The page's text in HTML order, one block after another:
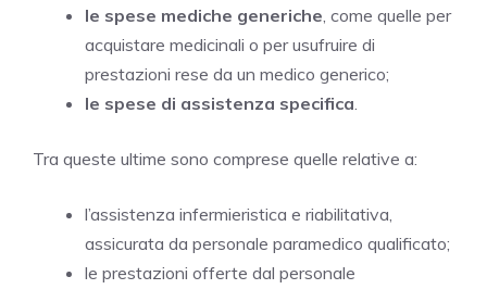
le spese mediche generiche , come quelle per
acquistare medicinali o per usufruire di
prestazioni rese da un medico generico;
le spese di assistenza specifica
Tra queste ultime sono comprese quelle relative a:
l’assistenza infermieristica e riabilitativa,
assicurata da personale paramedico qualificato;
le prestazioni offerte dal personale